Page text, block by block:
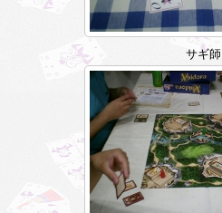
サギ師